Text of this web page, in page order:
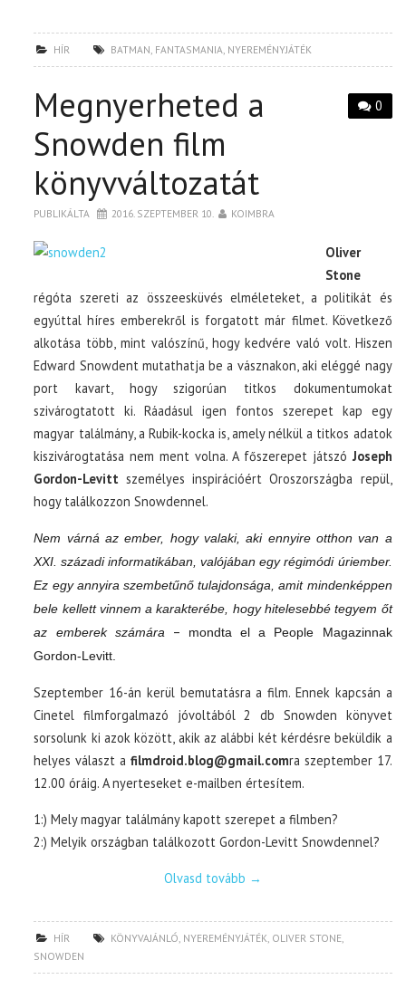
HÍR BATMAN, FANTASMANIA, NYEREMÉNYJÁTÉK
0
Megnyerheted a
Snowden film
könyvváltozatát
PUBLIKÁLTA 2016. SZEPTEMBER 10. KOIMBRA
Oliver
Stone
régóta szereti az összeesküvés elméleteket, a politikát és
egyúttal híres emberekről is forgatott már filmet. Következő
alkotása több, mint valószínű, hogy kedvére való volt. Hiszen
Edward Snowdent mutathatja be a vásznakon, aki eléggé nagy
port kavart, hogy szigorúan titkos dokumentumokat
szivárogtatott ki. Ráadásul igen fontos szerepet kap egy
magyar találmány, a Rubik-kocka is, amely nélkül a titkos adatok
kiszivárogtatása nem ment volna. A főszerepet játszó Joseph
Gordon-Levitt személyes inspirációért Oroszországba repül,
hogy találkozzon Snowdennel.
Nem várná az ember, hogy valaki, aki ennyire otthon van a
XXI. századi informatikában, valójában egy régimódi úriember.
Ez egy annyira szembetűnő tulajdonsága, amit mindenképpen
bele kellett vinnem a karakterébe, hogy hitelesebbé tegyem őt
az emberek számára–
mondta el a People Magazinnak
Gordon-Levitt.
Szeptember 16-án kerül bemutatásra a film. Ennek kapcsán a
Cinetel filmforgalmazó jóvoltából 2 db Snowden könyvet
sorsolunk ki azok között, akik az alábbi két kérdésre beküldik a
helyes választ a filmdroid.blog@gmail.comra szeptember 17.
12.00 óráig. A nyerteseket e-mailben értesítem.
1:) Mely magyar találmány kapott szerepet a filmben?
2:) Melyik országban találkozott Gordon-Levitt Snowdennel?
Olvasd tovább →
HÍR KÖNYVAJÁNLÓ, NYEREMÉNYJÁTÉK, OLIVER STONE,
SNOWDEN